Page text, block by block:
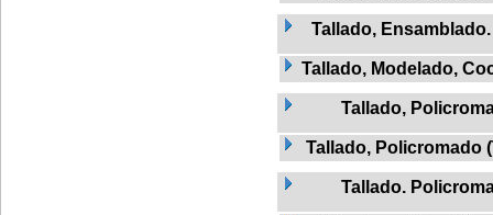
Tallado,
Tallado, Modelado,
Tallado,
Tallado, Policromado
Tallado.